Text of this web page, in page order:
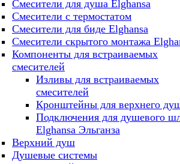
Смесители для душа Elghansa
Смесители с термостатом
Смесители для биде Elghansa
Смесители скрытого монтажа
Компоненты для встраиваемых
смесителей
Изливы для встраиваемых
смесителей
Кронштейны для верхнего
Подключения для душевого
Elghansa Эльганза
Верхний душ
Душевые системы